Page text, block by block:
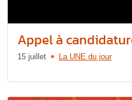
Appel à
15 juillet La UNE du jour